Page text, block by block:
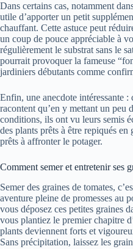
Dans certains cas, notamment
utile d’apporter un petit
chauffant. Cette astuce peut
un coup de pouce appréciable à
régulièrement le substrat sans le
pourrait provoquer la fameuse
jardiniers débutants comme
Enfin, une anecdote intéressante :
racontent qu’en y mettant un peu
conditions, ils ont vu leurs semis
des plants prêts à être repiqués
prêts à affronter le potager.
Comment semer et entretenir ses
Semer des graines de tomates,
aventure pleine de promesses au
vous déposez ces petites graines
vous plantiez le premier chapitre
plants deviennent forts et
Sans précipitation, laissez les